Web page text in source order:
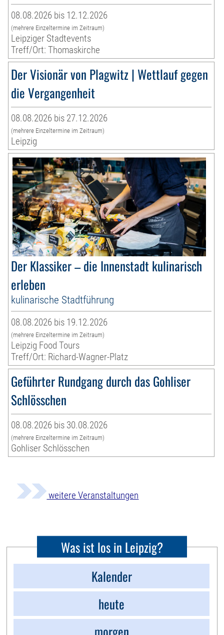
08.08.2026 bis 12.12.2026
(mehrere Einzeltermine im Zeitraum)
Leipziger Stadtevents
Treff/Ort: Thomaskirche
Der Visionär von Plagwitz | Wettlauf gegen
die Vergangenheit
08.08.2026 bis 27.12.2026
(mehrere Einzeltermine im Zeitraum)
Leipzig
Der Klassiker – die Innenstadt kulinarisch
erleben
kulinarische Stadtführung
08.08.2026 bis 19.12.2026
(mehrere Einzeltermine im Zeitraum)
Leipzig Food Tours
Treff/Ort: Richard-Wagner-Platz
Geführter Rundgang durch das Gohliser
Schlösschen
08.08.2026 bis 30.08.2026
(mehrere Einzeltermine im Zeitraum)
Gohliser Schlösschen
weitere Veranstaltungen
Was ist los in Leipzig?
Kalender
heute